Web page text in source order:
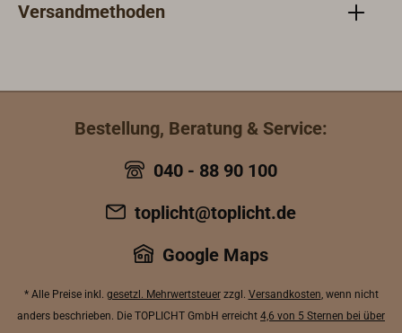
Versandmethoden
Bestellung, Beratung & Service:
040 - 88 90 100
toplicht@toplicht.de
Google Maps
* Alle Preise inkl. gesetzl. Mehrwertsteuerzzgl. Versandkosten, wenn nicht
anders beschrieben. Die TOPLICHT GmbH erreicht 4,6 von 5 Sternen bei über